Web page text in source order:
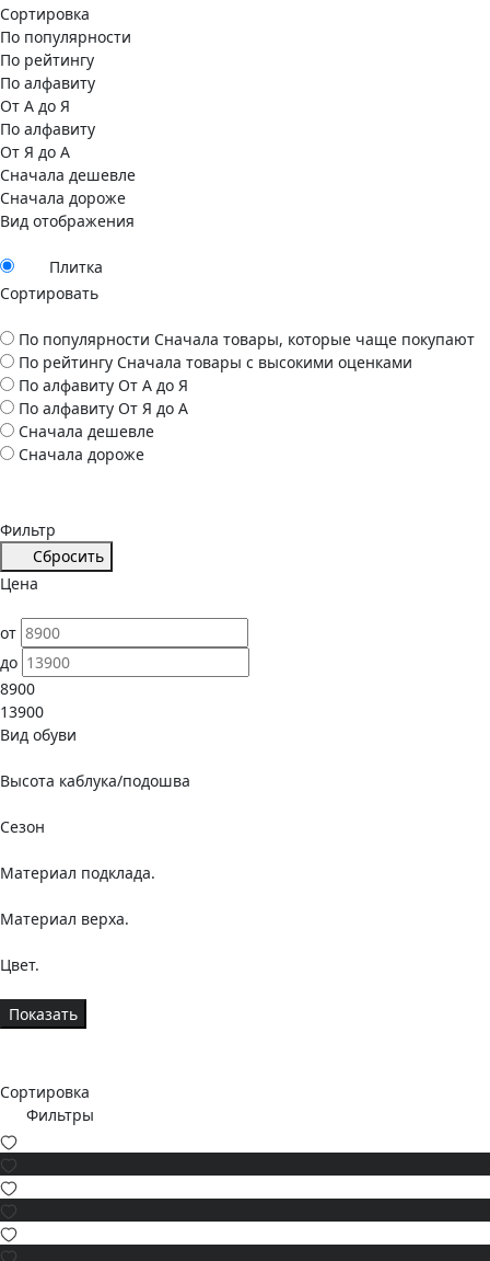
Сортировка
По популярности
По рейтингу
По алфавиту
От А до Я
По алфавиту
От Я до А
Сначала дешевле
Сначала дороже
Вид отображения
Плитка
Сортировать
По популярности Сначала товары, которые чаще покупают
По рейтингу Сначала товары с высокими оценками
По алфавиту От А до Я
По алфавиту От Я до А
Сначала дешевле
Сначала дороже
Фильтр
Сбросить
Цена
от
до
8900
13900
Вид обуви
Высота каблука/подошва
Сезон
Материал подклада.
Материал верха.
Цвет.
Показать
Сортировка
Фильтры